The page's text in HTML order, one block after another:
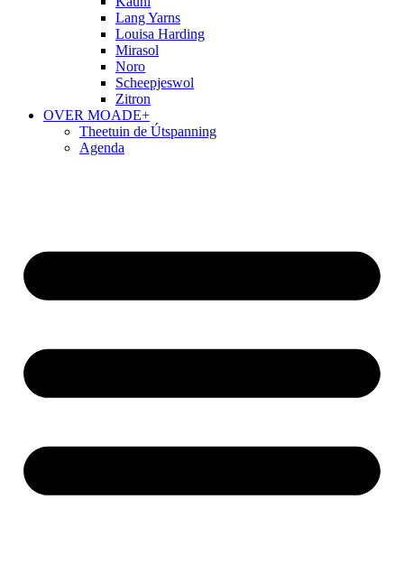
Lang Yarns
Louisa Harding
Mirasol
Noro
Scheepjeswol
Zitron
OVER MOADE+
Theetuin de Útspanning
Agenda